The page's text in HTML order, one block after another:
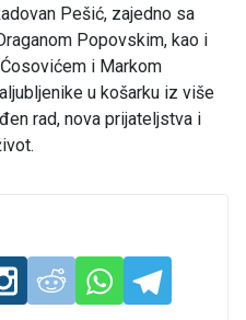
Pešić, zajedno sa
Popovskim, kao i
i Markom
u košarku iz više
rad, nova prijateljstva i